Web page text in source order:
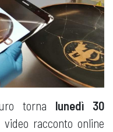
torna lunedì 30
racconto online